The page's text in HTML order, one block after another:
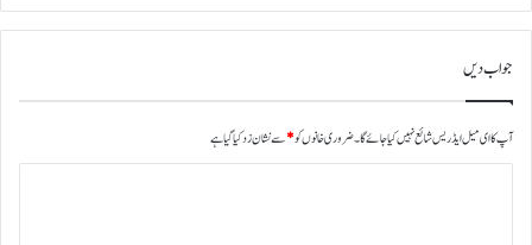
جواب دیں
آپ کا ای میل ایڈریس شائع نہیں کیا جائے گا۔ضروری خانوں کو*سے نشان زد کیا گیا ہے